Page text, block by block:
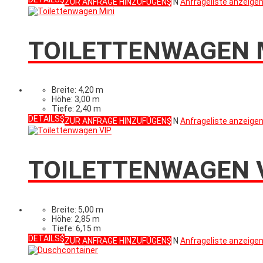
TOILETTENWAGEN
Breite: 4,20 m
Höhe: 3,00 m
Tiefe: 2,40 m
DETAILS
ZUR ANFRAGE HINZUFÜGEN N Anfrageliste anzeigen
TOILETTENWAGEN
Breite: 5,00 m
Höhe: 2,85 m
Tiefe: 6,15 m
DETAILS
ZUR ANFRAGE HINZUFÜGEN N Anfrageliste anzeigen